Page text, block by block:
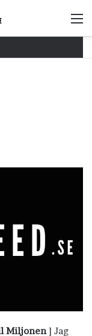
Miljonen] Jag